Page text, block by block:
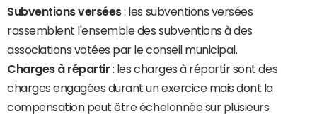
Subventions versées: les subventions versées
rassemblent l'ensemble des subventions à des
associations votées par le conseil municipal.
Charges à répartir : les charges à répartir sont des
charges engagées durant un exercice mais dont la
compensation peut être échelonnée sur plusieurs